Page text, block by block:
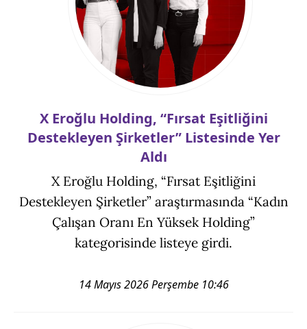
X Eroğlu Holding, “Fırsat Eşitliğini
Destekleyen Şirketler” Listesinde Yer
Aldı
X Eroğlu Holding, “Fırsat Eşitliğini
Destekleyen Şirketler” araştırmasında “Kadın
Çalışan Oranı En Yüksek Holding”
kategorisinde listeye girdi.
14 Mayıs 2026 Perşembe 10:46